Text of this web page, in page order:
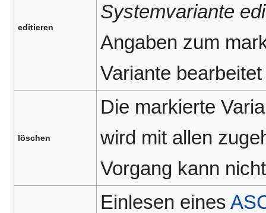
editieren
Systemvariante
Angaben zum
Variante
löschen
Die markierte
wird mit allen
Vorgang kann
Einlesen eines